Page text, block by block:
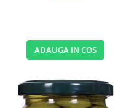
ADAUGA IN COS